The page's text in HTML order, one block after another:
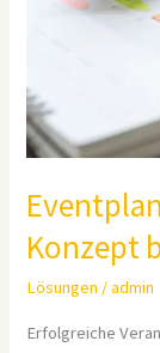
Konzept
Lösungen /admin
Erfolgreiche
Konzept
Umsetzung